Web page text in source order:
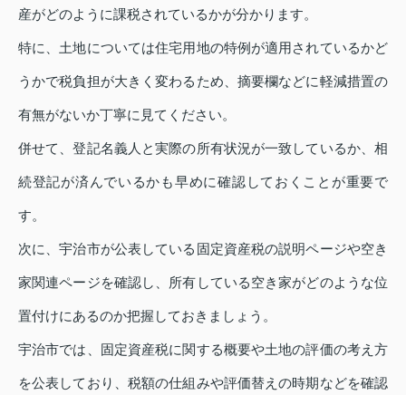
産がどのように課税されているかが分かります。
特に、土地については住宅用地の特例が適用されているかど
うかで税負担が大きく変わるため、摘要欄などに軽減措置の
有無がないか丁寧に見てください。
併せて、登記名義人と実際の所有状況が一致しているか、相
続登記が済んでいるかも早めに確認しておくことが重要で
す。
次に、宇治市が公表している固定資産税の説明ページや空き
家関連ページを確認し、所有している空き家がどのような位
置付けにあるのか把握しておきましょう。
宇治市では、固定資産税に関する概要や土地の評価の考え方
を公表しており、税額の仕組みや評価替えの時期などを確認